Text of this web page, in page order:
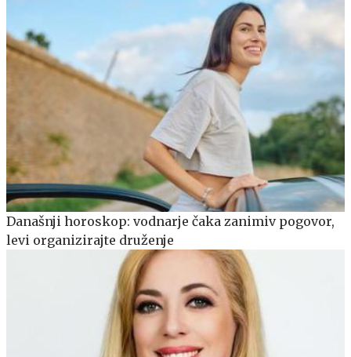
Današnji horoskop: vodnarje čaka zanimiv pogovor,
levi organizirajte druženje